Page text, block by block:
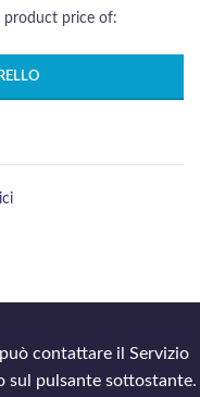
product price of:
contattare il Servizio
sul pulsante sottostante.